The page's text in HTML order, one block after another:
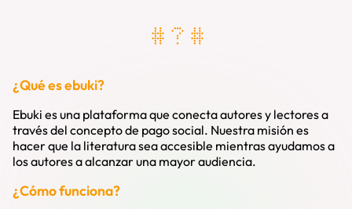
# ? #
¿Qué es ebuki?
Ebuki es una plataforma que conecta autores y lectores a
través del concepto de pago social. Nuestra misión es
hacer que la literatura sea accesible mientras ayudamos a
los autores a alcanzar una mayor audiencia.
¿Cómo funciona?